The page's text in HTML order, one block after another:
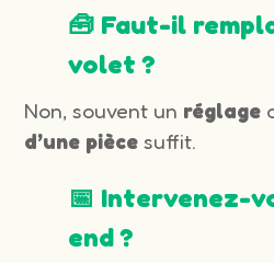
🧰 Faut-il
volet ?
Non, souvent un réglage
d’une pièce suffit.
📅 Intervenez-
end ?